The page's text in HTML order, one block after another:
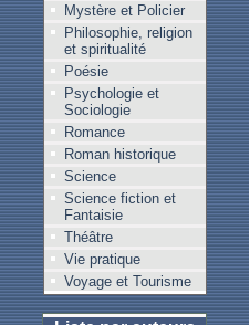
Mystère et Policier
Philosophie, religion
et spiritualité
Poésie
Psychologie et
Sociologie
Romance
Roman historique
Science
Science fiction et
Fantaisie
Théâtre
Vie pratique
Voyage et Tourisme